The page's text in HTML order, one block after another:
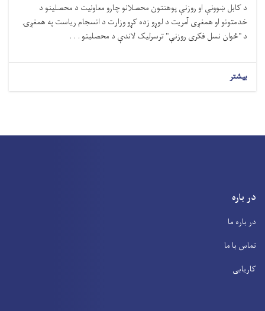
د کابل ښوونې او روزنې پوهنتون محصلانو چارو معاونیت د محصلینو د
خدمتونو او همغږی آمریت د لوړو زده کړو وزارت د انسجام ریاست په همغږۍ
د "ځوان نسل فکری روزنې" ترسرلیک لاندې د محصلینو . . .
بیشتر
در باره
در باره ما
تماس با ما
کاریابی